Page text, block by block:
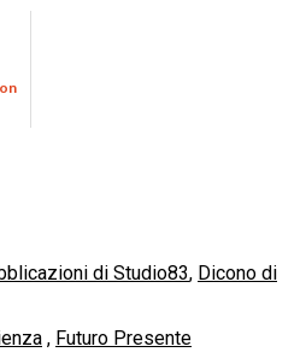
di Studio83, Dicono di
, Futuro Presente